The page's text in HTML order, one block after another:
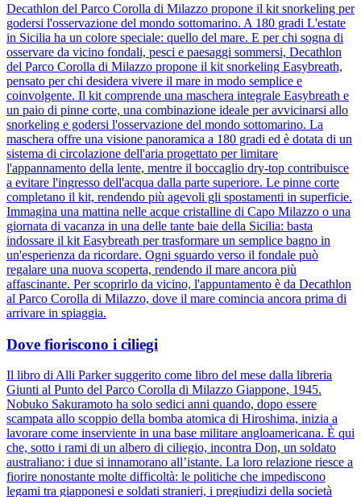
Decathlon del Parco Corolla di Milazzo propone il kit snorkeling per
godersi l'osservazione del mondo sottomarino. A 180 gradi L'estate
in Sicilia ha un colore speciale: quello del mare. E per chi sogna di
osservare da vicino fondali, pesci e paesaggi sommersi, Decathlon
del Parco Corolla di Milazzo propone il kit snorkeling Easybreath,
pensato per chi desidera vivere il mare in modo semplice e
coinvolgente. Il kit comprende una maschera integrale Easybreath e
un paio di pinne corte, una combinazione ideale per avvicinarsi allo
snorkeling e godersi l'osservazione del mondo sottomarino. La
maschera offre una visione panoramica a 180 gradi ed è dotata di un
sistema di circolazione dell'aria progettato per limitare
l'appannamento della lente, mentre il boccaglio dry-top contribuisce
a evitare l'ingresso dell'acqua dalla parte superiore. Le pinne corte
completano il kit, rendendo più agevoli gli spostamenti in superficie.
Immagina una mattina nelle acque cristalline di Capo Milazzo o una
giornata di vacanza in una delle tante baie della Sicilia: basta
indossare il kit Easybreath per trasformare un semplice bagno in
un'esperienza da ricordare. Ogni sguardo verso il fondale può
regalare una nuova scoperta, rendendo il mare ancora più
affascinante. Per scoprirlo da vicino, l'appuntamento è da Decathlon
al Parco Corolla di Milazzo, dove il mare comincia ancora prima di
arrivare in spiaggia.
Dove fioriscono i ciliegi
Il libro di Alli Parker suggerito come libro del mese dalla libreria
Giunti al Punto del Parco Corolla di Milazzo Giappone, 1945.
Nobuko Sakuramoto ha solo sedici anni quando, dopo essere
scampata allo scoppio della bomba atomica di Hiroshima, inizia a
lavorare come inserviente in una base militare angloamericana. È qui
che, sotto i rami di un albero di ciliegio, incontra Don, un soldato
australiano: i due si innamorano all’istante. La loro relazione riesce a
fiorire nonostante molte difficoltà: le politiche che impediscono
legami tra giapponesi e soldati stranieri, i pregiudizi della società